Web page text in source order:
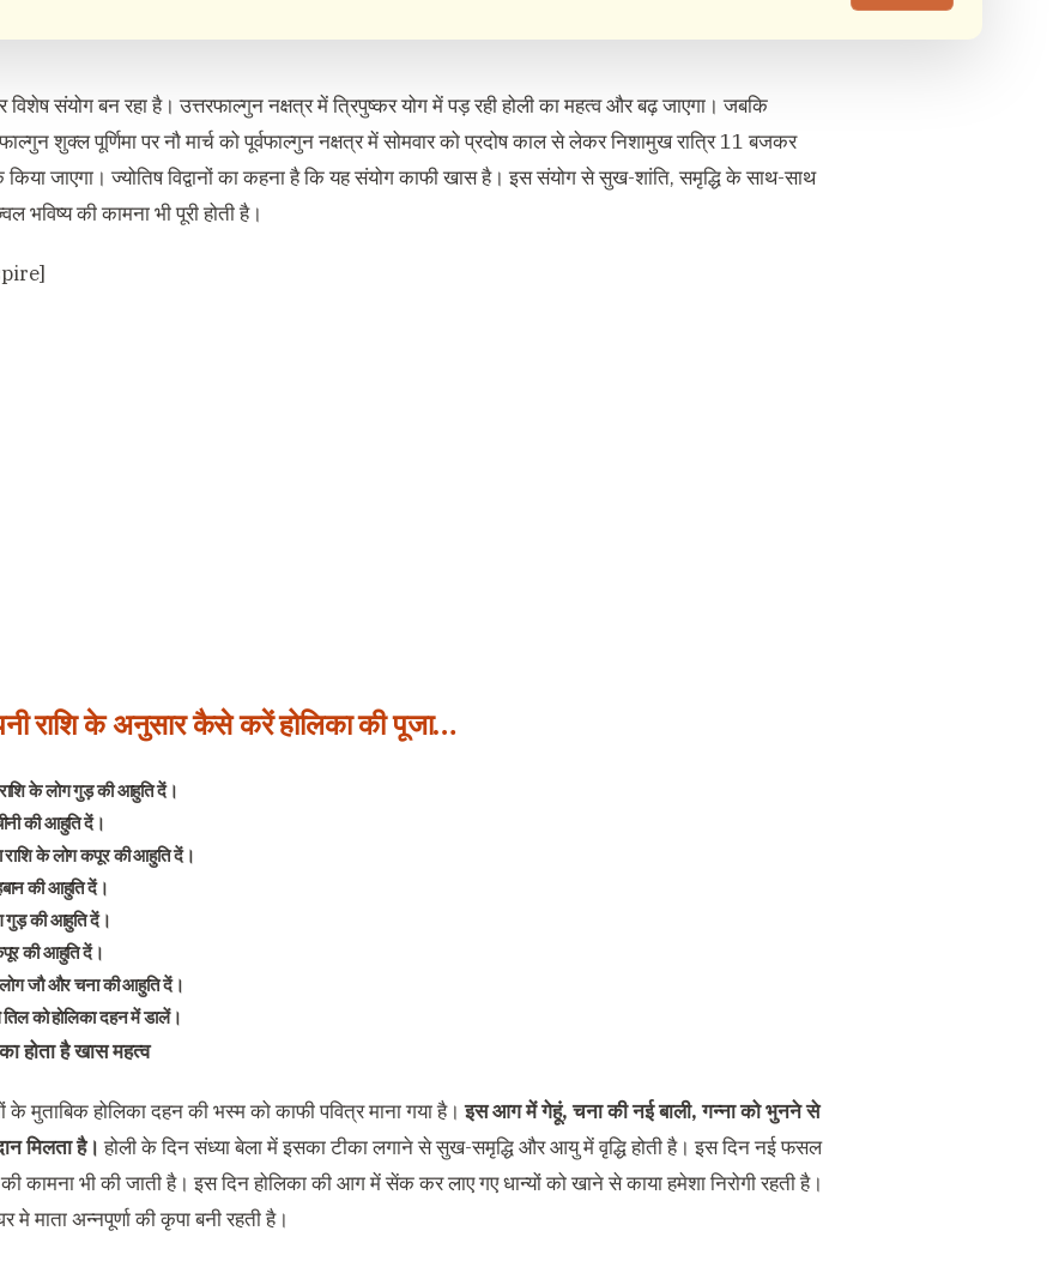
विशेष संयोग बन रहा है। उत्तरफाल्गुन नक्षत्र में त्रिपुष्कर योग में पड़ रही होली का महत्व और बढ़ जाएगा। जबकि
शुक्ल पूर्णिमा पर नौ मार्च को पूर्वफाल्गुन नक्षत्र में सोमवार को प्रदोष काल से लेकर निशामुख रात्रि 11 बजकर
जाएगा। ज्योतिष विद्वानों का कहना है कि यह संयोग काफी खास है। इस संयोग से सुख-शांति, समृद्धि के साथ-साथ
भविष्य की कामना भी पूरी होती है।
राशि के अनुसार कैसे करें होलिका की पूजा…
के लोग गुड़ की आहुति दें।
की आहुति दें।
के लोग कपूर की आहुति दें।
की आहुति दें।
गुड़ की आहुति दें।
की आहुति दें।
जौ और चना की आहुति दें।
को होलिका दहन में डालें।
होता है खास महत्व
के मुताबिक होलिका दहन की भस्म को काफी पवित्र माना गया है।इस आग में गेहूं, चना की नई बाली, गन्ना को भुनने से
मिलता है। होली के दिन संध्या बेला में इसका टीका लगाने से सुख-समृद्धि और आयु में वृद्धि होती है। इस दिन नई फसल
कामना भी की जाती है। इस दिन होलिका की आग में सेंक कर लाए गए धान्यों को खाने से काया हमेशा निरोगी रहती है।
मे माता अन्नपूर्णा की कृपा बनी रहती है।